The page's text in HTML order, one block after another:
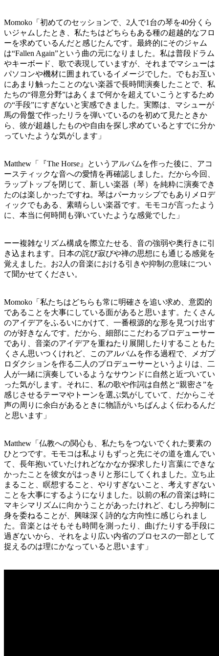
Momoko「初めてのセッションで、2人で1台の琴を40分くら
いジャムしたとき、私たちはどちらもある種の超越的なフロ
ーを求めているんだと感じたんです。最終的にそのジャム
は“Fallen Again”という曲の元になりました。私は普段ドラム
やキーボード、歌で表現していますが、それまでマシューは
パソコンや機材に囲まれているイメージでした。でもお互い
にあまり触ったことのない楽器で長時間演奏したことで、私
たちの“得意分野”はあくまで何かを超えていこうとするため
の“手段”にすぎないと実感できました。実際は、マシューが
馬の骨盤で作ったリラを弾いているのを初めて見たときか
ら、彼が超越したものや自由を探し求めているとすでに分か
っていたような気がします」
Matthew「『The Horse』というアルバムを作った後に、アコ
ースティックな音への愛情を再確認しました。だから今回、
ラップトップを閉じて、新しい楽器（琴）を純粋に演奏でき
たのは楽しかったですね。琴はパーカッシブでもありメロデ
ィックでもある、素晴らしい楽器です。モモコが言ったよう
に、本当に何時間も弾いていたような感覚でした」
ーー複雑なリズム構成を際立たせる、音の強弱や奥行きに引
き込まれます。日本の詫び寂びや禅の思想にも通じる感覚を
覚えました。お2人の音楽における引きや抑制の意味につい
て聞かせてください。
Momoko「私たちはどちらも常に明確さを追い求め、意図的
であることを大事にしている面があると思います。たくさん
のアイデアをふるいにかけて、一番根源的な形を見つけ出す
のが好きなんです。だから、細部にこだわるプロデューサー
であり、音楽のアイデアを重ねたり展開したりすることもた
くさん思いつくけれど、このアルバムを作る過程で、メガプ
ロダクションを作る二人のプロデューサーというよりは、二
人が一緒に演奏しているようなサウンドに自然と近づいてい
った気がします。それに、私の歌や作詞は自然と“親密さ”を
感じさせるテーマやトーンを選ぶ気がしていて、だからこそ
声の周りに余白があるときに物語がいちばんよく伝わるんだ
と思います」
Matthew「仏教への関心も、私たちをつないでくれた要素の
ひとつです。モモコは私よりもずっと先にその道を進んでい
て、長年抱いていたけれどなかなか探求したり言葉にできな
かったことを彼女がはっきりと形にしてくれました。立ち止
まること、瞑想すること、やりすぎないこと、考えすぎない
ことを大事にするようになりました。以前の私の音楽は時に
マキシマリズムに向かうことがあったけれど、むしろ抑制に
身を委ねることが、興味深く詩的な方向性に感じられまし
た。音楽とはそもそも時間を測ったり、曲げたりする手段に
過ぎないから、それをより広い内省のプロセスの一部として
捉えるのは理にかなっていると思います」